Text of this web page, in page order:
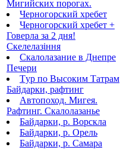
Мигийских порогах.
Черногорский хребет
Черногорский хребет +
Говерла за 2 дня!
Скелелазіння
Скалолазание в Днепре
Печери
Tур по Высоким Татрам
Байдарки, рафтинг
Автопоход. Мигея.
Рафтинг. Скалолазанье
Байдарки, р. Ворскла
Байдарки, р. Орель
Байдарки, р. Самара